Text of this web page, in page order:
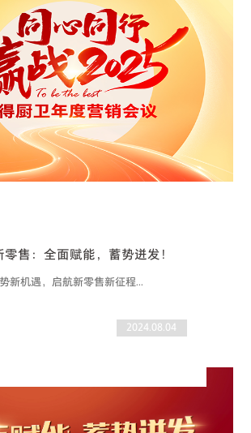
零售：全面赋能，蓄势迸发！
新机遇，启航新零售新征程...
2024.08.04